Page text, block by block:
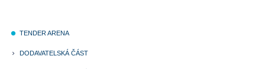
fiber_manual_record TENDER ARENA
keyboard_arrow_right DODAVATELSKÁ ČÁST